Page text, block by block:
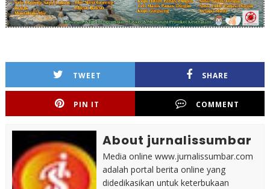
TWEET SHARE
PIN IT COMMENT
About jurnalissumbar
Media online www.jurnalissumbar.com
adalah portal berita online yang
didedikasikan untuk keterbukaan